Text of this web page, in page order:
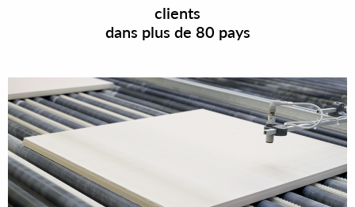
clients
dans plus de 80 pays